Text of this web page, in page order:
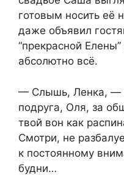
готовым носить её
даже объявил
“прекрасной
абсолютно всё.
— Слышь, Ленка, —
подруга, Оля, за
твой вон как
Смотри, не
к постоянному
будни…